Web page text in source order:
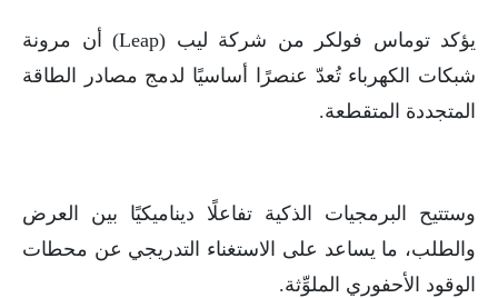
يؤكد توماس فولكر من شركة ليب (Leap) أن مرونة
شبكات الكهرباء تُعدّ عنصرًا أساسيًا لدمج مصادر الطاقة
المتجددة المتقطعة.
وستتيح البرمجيات الذكية تفاعلًا ديناميكيًا بين العرض
والطلب، ما يساعد على الاستغناء التدريجي عن محطات
الوقود الأحفوري الملوِّثة.